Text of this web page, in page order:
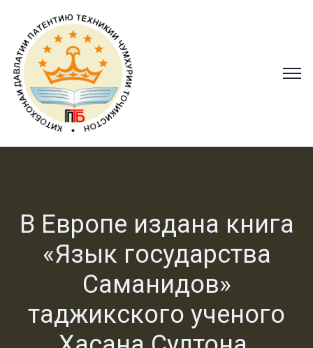
В Европе издана книга
«Язык государства
Саманидов»
таджикского ученого